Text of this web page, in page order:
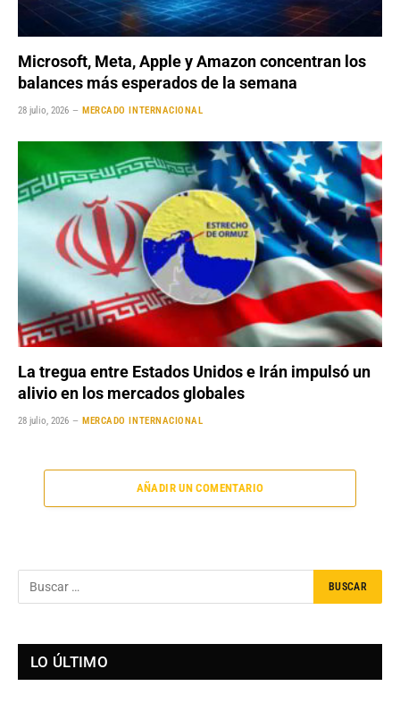
Microsoft, Meta, Apple y Amazon concentran los
balances más esperados de la semana
28 julio, 2026 MERCADO INTERNACIONAL
La tregua entre Estados Unidos e Irán impulsó un
alivio en los mercados globales
28 julio, 2026 MERCADO INTERNACIONAL
AÑADIR UN COMENTARIO
LO ÚLTIMO